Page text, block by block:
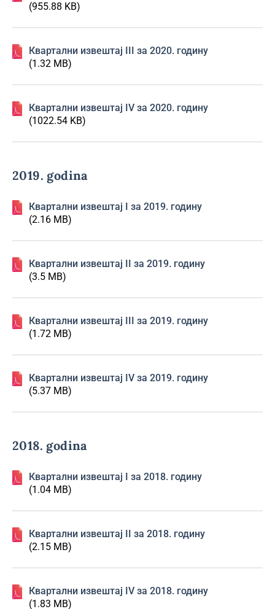
(955.88 KB)
Квартални извештај III за 2020. годину
(1.32 MB)
Квартални извештај IV за 2020. годину
(1022.54 KB)
2019. godina
Квартални извештај I за 2019. годину
(2.16 MB)
Квартални извештај II за 2019. годину
(3.5 MB)
Квартални извештај III за 2019. годину
(1.72 MB)
Квартални извештај IV за 2019. годину
(5.37 MB)
2018. godina
Квартални извештај I за 2018. годину
(1.04 MB)
Квартални извештај II за 2018. годину
(2.15 MB)
Квартални извештај IV за 2018. годину
(1.83 MB)